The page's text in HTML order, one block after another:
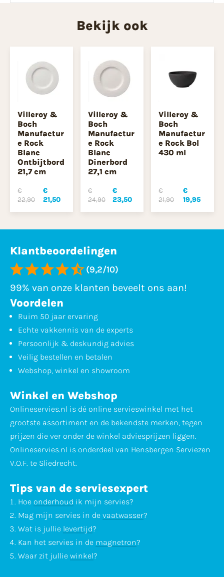
Bekijk ook
Villeroy &
Boch
Manufactur
e Rock
Blanc
Ontbijtbord
21,7 cm
€
22,90
€
21,50
Villeroy &
Boch
Manufactur
e Rock
Blanc
Dinerbord
27,1 cm
€
24,90
€
23,50
Villeroy &
Boch
Manufactur
e Rock Bol
430 ml
€
21,90
€
19,95
Klantbeoordelingen
(9,2/10)
99% van onze klanten beveelt ons aan!
Voordelen
Ruim 50 jaar ervaring
Echte vakkennis van de experts
Persoonlijk & deskundig advies
Veilig bestellen en betalen
Webshop, winkel en showroom
Winkel en Webshop
Onlineservies.nl is dé online servieswinkel met het
grootste assortiment en de bekendste merken, tegen
prijzen die ver onder de winkel adviesprijzen liggen.
Onlineservies.nl is onderdeel van Hensbergen Serviezen
V.O.F. te Sliedrecht.
Tips van de serviesexpert
Hoe onderhoud ik mijn servies?
Mag mijn servies in de vaatwasser?
Wat is jullie levertijd?
Kan het servies in de magnetron?
Waar zit jullie winkel?